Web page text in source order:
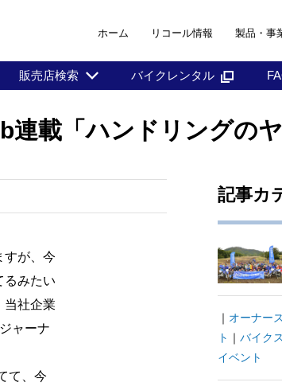
ホーム リコール情報 製品・事
販売店検索 バイクレンタル
載「ハンドリングのヤ
すが、今
るみたい
当社企業
ャーナ
て、今
記事カ
｜ オーナー
ト ｜ バイク
イベント